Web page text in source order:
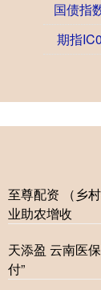
国债指
期指IC0
至尊配资 （乡
业助农增收
天添盈 云南医
付”